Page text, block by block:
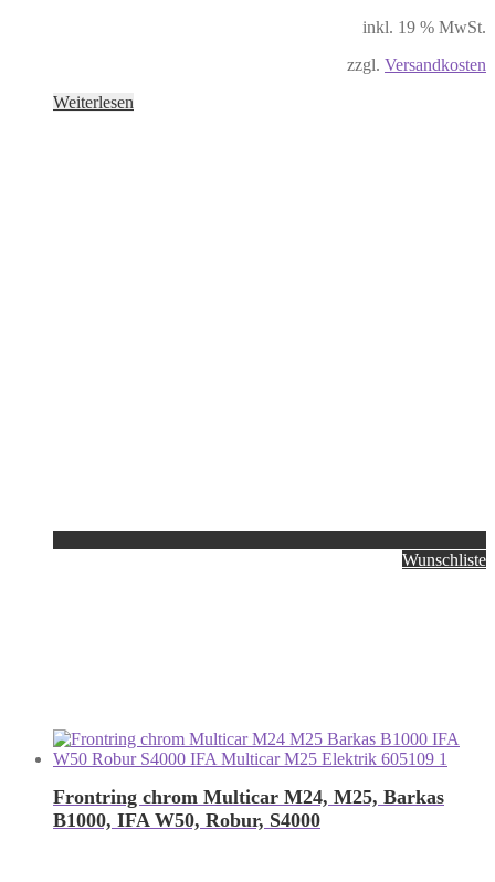
inkl. 19 % MwSt.
zzgl. Versandkosten
Weiterlesen
Wunschliste
Frontring chrom Multicar M24, M25, Barkas
B1000, IFA W50, Robur, S4000